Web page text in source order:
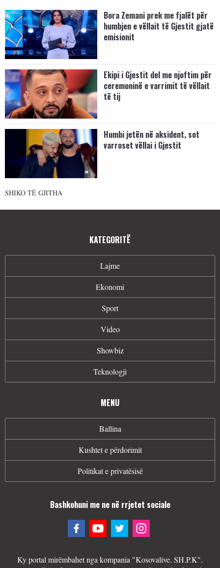
Bora Zemani prek me fjalët për
humbjen e vëllait të Gjestit gjatë
emisionit
Ekipi i Gjestit del me njoftim për
ceremoninë e varrimit të vëllait
të tij
Humbi jetën në aksident, sot
varroset vëllai i Gjestit
SHIKO TË GJITHA
KATEGORITË
Lajme
Ekonomi
Sport
Video
Showbiz
Teknologji
MENU
Ballina
Kushtet e përdorimit
Politikat e privatësisë
Bashkohuni me ne në rrjetet sociale
Ky portal mirëmbahet nga kompania "Kosovalive. SH.P.K".